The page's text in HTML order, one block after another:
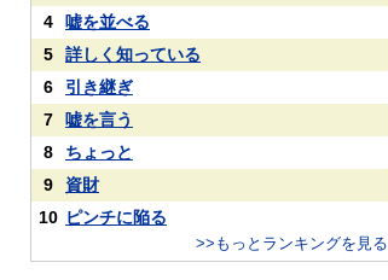
4
嘘を並べる
5
詳しく知っている
6
引き継ぎ
7
嘘を言う
8
ちょっと
9
資財
10 ピンチに陥る
>>もっとランキングを見る